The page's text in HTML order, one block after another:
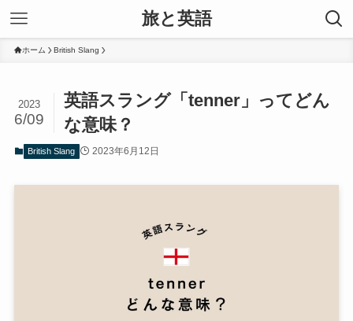
旅と英語
ホーム British Slang
英語スラング「tenner」ってどん
な意味？
2023
6/09
British Slang 2023年6月12日